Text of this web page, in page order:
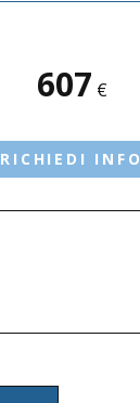
607 €
RICHIEDI INFO